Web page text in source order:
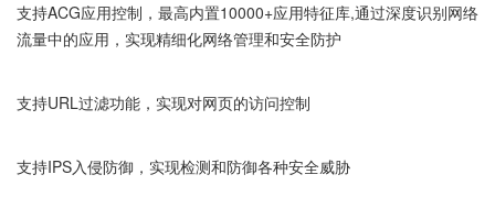
支持ACG应用控制，最高内置10000+应用特征库,通过深度识别网络
流量中的应用，实现精细化网络管理和安全防护
支持URL过滤功能，实现对网页的访问控制
支持IPS入侵防御，实现检测和防御各种安全威胁